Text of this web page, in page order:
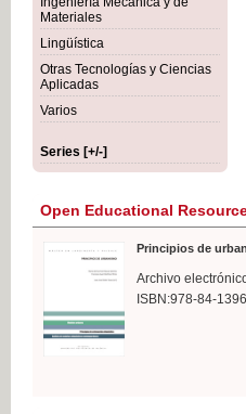
Materiales
Lingüística
Otras Tecnologías y Ciencias
Aplicadas
Varios
Series [+/-]
Open Educational
Principios de
Archivo
ISBN:978-84-